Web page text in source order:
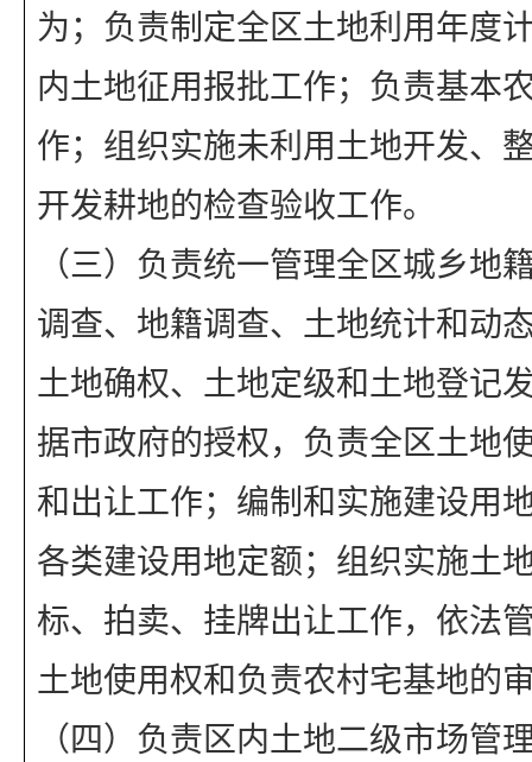
为；负责制定全区土地利用年度
内土地征用报批工作；负责基本
作；组织实施未利用土地开发、
开发耕地的检查验收工作。
（三）负责统一管理全区城乡地
调查、地籍调查、土地统计和动
土地确权、土地定级和土地登记
据市政府的授权，负责全区土地
和出让工作；编制和实施建设用
各类建设用地定额；组织实施土
标、拍卖、挂牌出让工作，依法
土地使用权和负责农村宅基地的
（四）负责区内土地二级市场管